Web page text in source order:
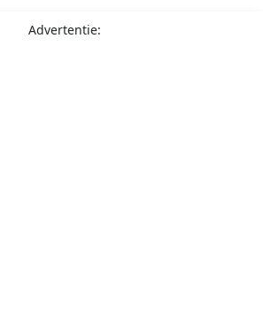
Advertentie: